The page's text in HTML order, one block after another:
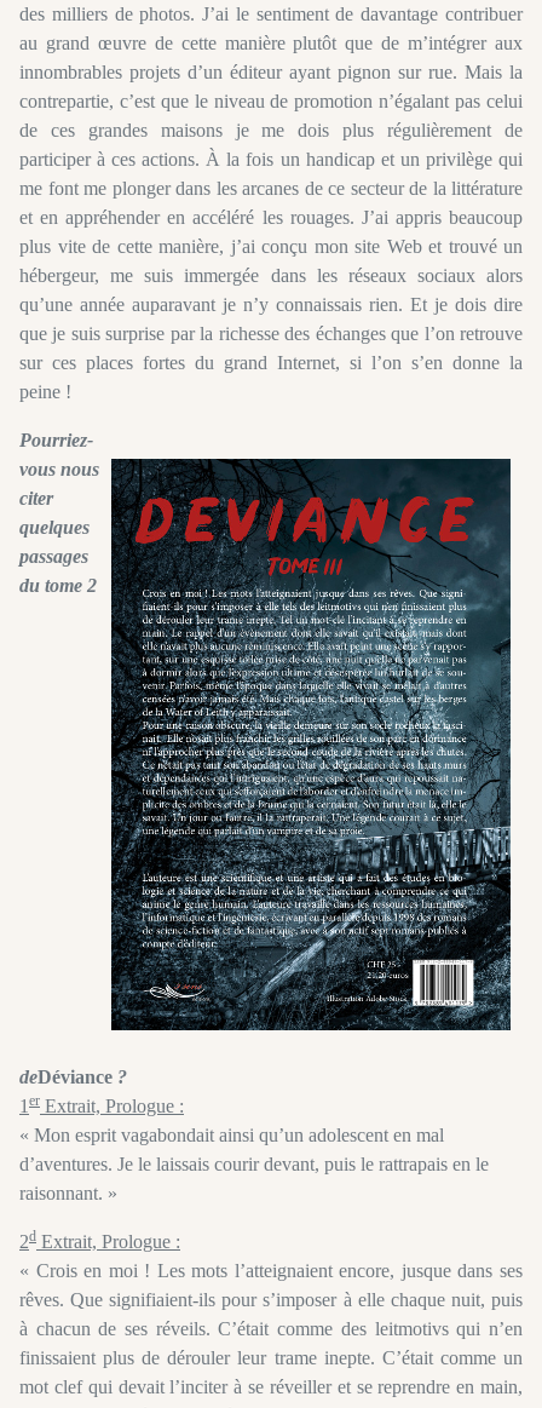
des milliers de photos. J’ai le sentiment de davantage contribuer
au grand œuvre de cette manière plutôt que de m’intégrer aux
innombrables projets d’un éditeur ayant pignon sur rue. Mais la
contrepartie, c’est que le niveau de promotion n’égalant pas celui
de ces grandes maisons je me dois plus régulièrement de
participer à ces actions. À la fois un handicap et un privilège qui
me font me plonger dans les arcanes de ce secteur de la littérature
et en appréhender en accéléré les rouages. J’ai appris beaucoup
plus vite de cette manière, j’ai conçu mon site Web et trouvé un
hébergeur, me suis immergée dans les réseaux sociaux alors
qu’une année auparavant je n’y connaissais rien. Et je dois dire
que je suis surprise par la richesse des échanges que l’on retrouve
sur ces places fortes du grand Internet, si l’on s’en donne la
peine !
Pourriez-
vous nous
citer
quelques
passages
du tome 2
deDéviance ?
1 er Extrait, Prologue :
« Mon esprit vagabondait ainsi qu’un adolescent en mal
d’aventures. Je le laissais courir devant, puis le rattrapais en le
raisonnant. »
2d Extrait, Prologue :
« Crois en moi ! Les mots l’atteignaient encore, jusque dans ses
rêves. Que signifiaient-ils pour s’imposer à elle chaque nuit, puis
à chacun de ses réveils. C’était comme des leitmotivs qui n’en
finissaient plus de dérouler leur trame inepte. C’était comme un
mot clef qui devait l’inciter à se réveiller et se reprendre en main,